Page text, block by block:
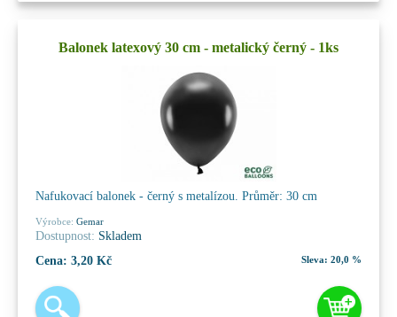
Balonek latexový 30 cm - metalický černý - 1ks
Nafukovací balonek - černý s metalízou. Průměr: 30 cm
Výrobce: Gemar
Dostupnost: Skladem
Cena: 3,20 Kč Sleva: 20,0 %